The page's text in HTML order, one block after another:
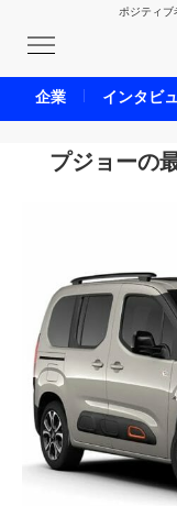
ポジティ
プジョーの
企業 インタビ